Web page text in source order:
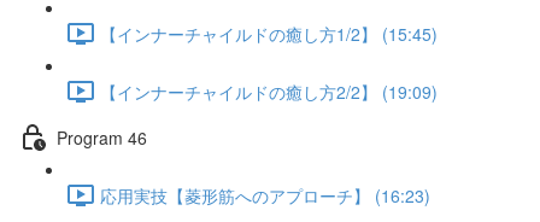
【インナーチャイルドの癒し方1/2】 (15:45)
【インナーチャイルドの癒し方2/2】 (19:09)
Program 46
応用実技【菱形筋へのアプローチ】 (16:23)